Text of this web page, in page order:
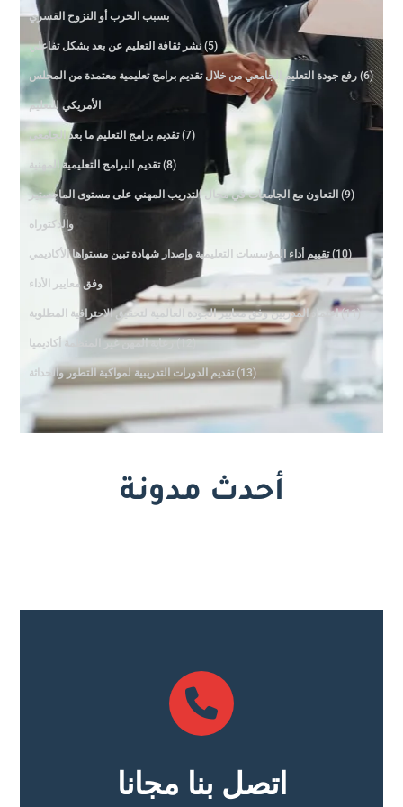
بسبب الحرب أو النزوح القسري
(5) نشر ثقافة التعليم عن بعد بشكل تفاعلي
(6) رفع جودة التعليم الجامعي من خلال تقديم برامج تعليمية معتمدة من المجلس
الأمريكي للتعليم
(7) تقديم برامج التعليم ما بعد الجامعي
(8) تقديم البرامج التعليمية المهنية
(9) التعاون مع الجامعات في مجال التدريب المهني على مستوى الماجستير
والدكتوراه
(10) تقييم أداء المؤسسات التعليمية وإصدار شهادة تبين مستواها الأكاديمي
وفق معايير الأداء
(11) اعتماد المدربين وفق معايير الجودة العالمية لتحقيق الاحترافية المطلوبة
(13) تقديم الدورات التدريبية لمواكبة التطور والحداثة
أحدث مدونة
اتصل بنا مجانا